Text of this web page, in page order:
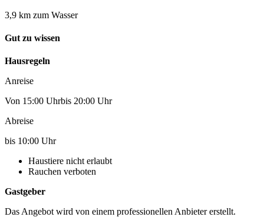
3,9 km zum Wasser
Gut zu wissen
Hausregeln
Anreise
Von 15:00 Uhrbis 20:00 Uhr
Abreise
bis 10:00 Uhr
Haustiere nicht erlaubt
Rauchen verboten
Gastgeber
Das Angebot wird von einem professionellen Anbieter erstellt.